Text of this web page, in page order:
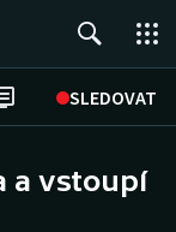
SLEDOVAT
a vstoupí